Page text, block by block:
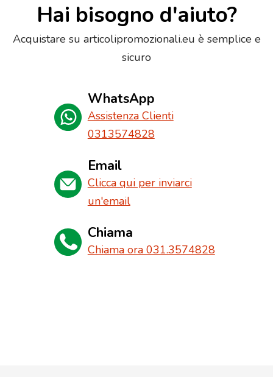
Hai bisogno d'aiuto?
Acquistare su articolipromozionali.eu è semplice e
sicuro
WhatsApp
Assistenza Clienti
0313574828
Email
Clicca qui per inviarci
un'email
Chiama
Chiama ora 031.3574828